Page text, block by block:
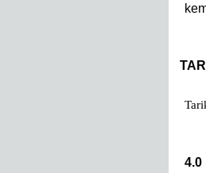
4.0